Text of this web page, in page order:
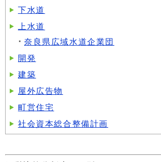
下水道
上水道
奈良県広域水道企業団
開発
建築
屋外広告物
町営住宅
社会資本総合整備計画